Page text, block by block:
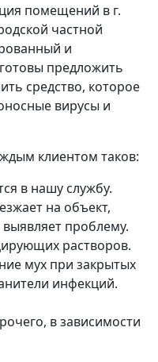
помещений в г.
частной
и
предложить
средство, которое
вирусы и
клиентом таков:
в нашу службу.
на объект,
проблему.
растворов.
мух при закрытых
инфекций.
в зависимости